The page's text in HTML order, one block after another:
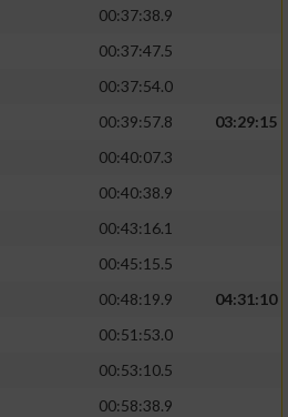
00:37:38.9
00:37:47.5
00:37:54.0
00:39:57.8
03:29:15
00:40:07.3
00:40:38.9
00:43:16.1
00:45:15.5
00:48:19.9
04:31:10
00:51:53.0
00:53:10.5
00:58:38.9